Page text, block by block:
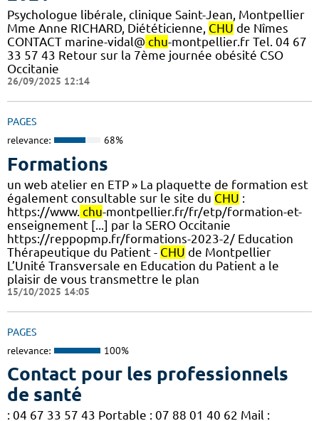
Psychologue libérale, clinique Saint-Jean, Montpellier
Mme Anne RICHARD, Diététicienne, CHU de Nîmes
CONTACT marine-vidal@ chu-montpellier.fr Tel. 04 67
33 57 43 Retour sur la 7ème journée obésité CSO
Occitanie
26/09/2025 12:14
PAGES
relevance: 68%
Formations
un web atelier en ETP » La plaquette de formation est
également consultable sur le site du CHU :
https://www. chu-montpellier.fr/fr/etp/formation-et-
enseignement [...] par la SERO Occitanie
https://reppopmp.fr/formations-2023-2/ Education
Thérapeutique du Patient - CHU de Montpellier
L’Unité Transversale en Education du Patient a le
plaisir de vous transmettre le plan
15/10/2025 14:05
PAGES
relevance: 100%
Contact pour les professionnels
de santé
: 04 67 33 57 43 Portable : 07 88 01 40 62 Mail :